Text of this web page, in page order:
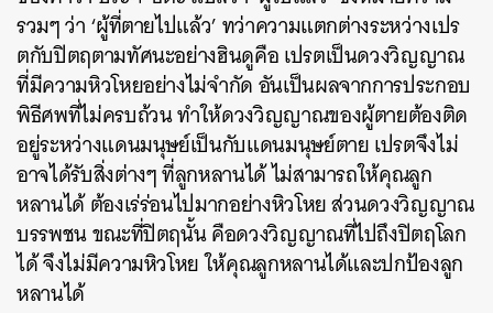
รวมๆ ว่า ‘ผู้ที่ตายไปแล้ว’ ทว่าความแตกต่างระหว่างเปร
ตกับปิตฤตามทัศนะอย่างฮินดูคือ เปรตเป็นดวงวิญญาณ
ที่มีความหิวโหยอย่างไม่จำกัด อันเป็นผลจากการประกอบ
พิธีศพที่ไม่ครบถ้วน ทำให้ดวงวิญญาณของผู้ตายต้องติด
อยู่ระหว่างแดนมนุษย์เป็นกับแดนมนุษย์ตาย เปรตจึงไม่
อาจได้รับสิ่งต่างๆ ที่ลูกหลานได้ ไม่สามารถให้คุณลูก
หลานได้ ต้องเร่ร่อนไปมากอย่างหิวโหย ส่วนดวงวิญญาณ
บรรพชน ขณะที่ปิตฤนั้น คือดวงวิญญาณที่ไปถึงปิตฤโลก
ได้ จึงไม่มีความหิวโหย ให้คุณลูกหลานได้และปกป้องลูก
หลานได้